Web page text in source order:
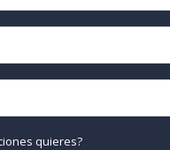
quieres?